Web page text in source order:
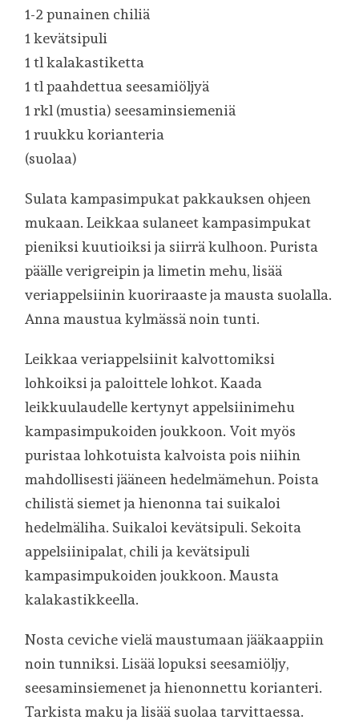
1-2 punainen chiliä
1 kevätsipuli
1 tl kalakastiketta
1 tl paahdettua seesamiöljyä
1 rkl (mustia) seesaminsiemeniä
1 ruukku korianteria
(suolaa)
Sulata kampasimpukat pakkauksen ohjeen
mukaan. Leikkaa sulaneet kampasimpukat
pieniksi kuutioiksi ja siirrä kulhoon. Purista
päälle verigreipin ja limetin mehu, lisää
veriappelsiinin kuoriraaste ja mausta suolalla.
Anna maustua kylmässä noin tunti.
Leikkaa veriappelsiinit kalvottomiksi
lohkoiksi ja paloittele lohkot. Kaada
leikkuulaudelle kertynyt appelsiinimehu
kampasimpukoiden joukkoon. Voit myös
puristaa lohkotuista kalvoista pois niihin
mahdollisesti jääneen hedelmämehun. Poista
chilistä siemet ja hienonna tai suikaloi
hedelmäliha. Suikaloi kevätsipuli. Sekoita
appelsiinipalat, chili ja kevätsipuli
kampasimpukoiden joukkoon. Mausta
kalakastikkeella.
Nosta ceviche vielä maustumaan jääkaappiin
noin tunniksi. Lisää lopuksi seesamiöljy,
seesaminsiemenet ja hienonnettu korianteri.
Tarkista maku ja lisää suolaa tarvittaessa.